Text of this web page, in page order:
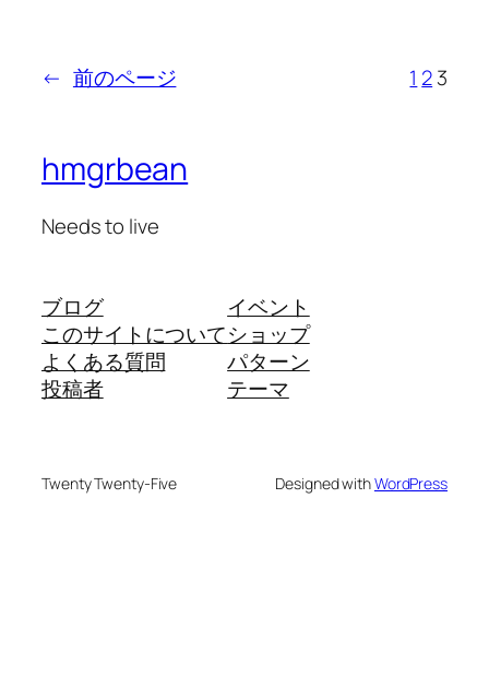
← 前のページ 1 23
hmgrbean
Needs to live
ブログ
このサイトについて
よくある質問
投稿者
イベント
ショップ
パターン
テーマ
Twenty Twenty-Five Designed withWordPress